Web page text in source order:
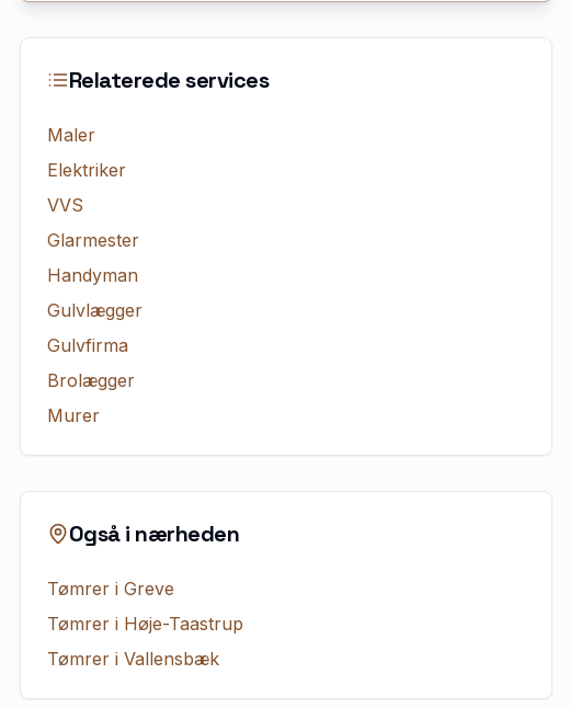
Relaterede services
Maler
Elektriker
VVS
Glarmester
Handyman
Gulvlægger
Gulvfirma
Brolægger
Murer
Også i nærheden
Tømreri Greve
Tømreri Høje-Taastrup
Tømreri Vallensbæk